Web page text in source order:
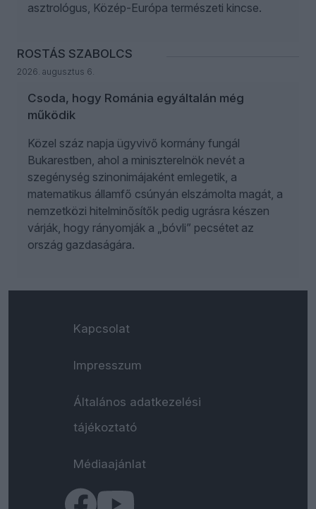
asztrológus, Közép-Európa természeti kincse.
ROSTÁS SZABOLCS
2026. augusztus 6.
Csoda, hogy Románia egyáltalán még
működik
Közel száz napja ügyvivő kormány fungál
Bukarestben, ahol a miniszterelnök nevét a
szegénység szinonimájaként emlegetik, a
matematikus államfő csúnyán elszámolta magát, a
nemzetközi hitelminősítők pedig ugrásra készen
várják, hogy rányomják a „bóvli” pecsétet az
ország gazdaságára.
Kapcsolat
Impresszum
Általános adatkezelési
tájékoztató
Médiaajánlat